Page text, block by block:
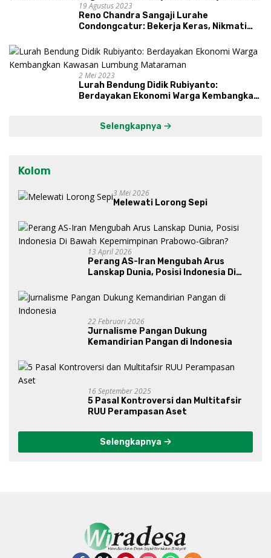
19 Agustus 2023
Reno Chandra Sangaji Lurahe
Condongcatur: Bekerja Keras, Nikmati
dan Syukuri Hasil
2 Mei 2023
Lurah Bendung Didik Rubiyanto:
Berdayakan Ekonomi Warga Kembangkan
Selengkapnya
Kolom
3 Mei 2026
Melewati Lorong Sepi
13 April 2026
Perang AS-Iran Mengubah Arus
Lanskap Dunia, Posisi Indonesia Di
Gibran?
22 Februari 2026
Jurnalisme Pangan Dukung
Kemandirian Pangan di Indonesia
16 September 2025
5 Pasal Kontroversi dan Multitafsir
RUU Perampasan Aset
Selengkapnya